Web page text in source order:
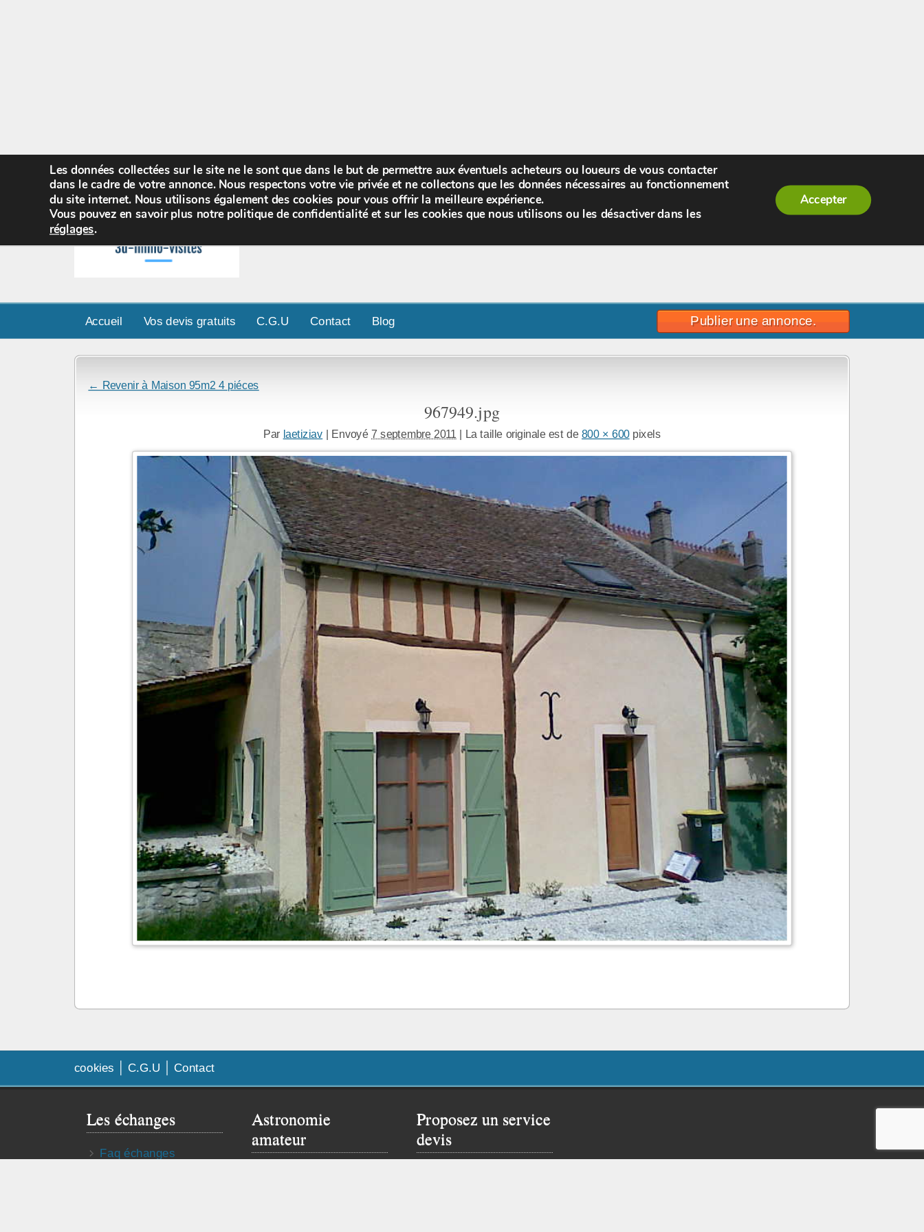
Bienvenue,visiteur ![S'enregistrer
Publier une annonce.
Accueil Vos devis gratuits C.G.U Contact Blog
← Revenir à Maison 95m2 4 piéces
967949.jpg
Par laetiziav | Envoyé 7 septembre 2011 | La taille originale est de 800 × 600pixels
cookies C.G.U Contact
Les échanges
Faq échanges
Astronomie
amateur
Proposez un service
devis
Les données collectées sur le site ne le sont que dans le but de permettre aux éventuels acheteurs ou loueurs de vous contacter
dans le cadre de votre annonce. Nous respectons votre vie privée et ne collectons que les données nécessaires au fonctionnement
du site internet. Nous utilisons également des cookies pour vous offrir la meilleure expérience.
Vous pouvez en savoir plus notre politique de confidentialité et sur les cookies que nous utilisons ou les désactiver dans les
réglages.
Accepter